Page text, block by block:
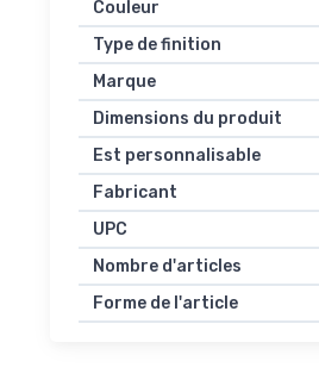
Couleur
Type de finition
Marque
Dimensions du produit
Est personnalisable
Fabricant
UPC
Nombre d'articles
Forme de l'article